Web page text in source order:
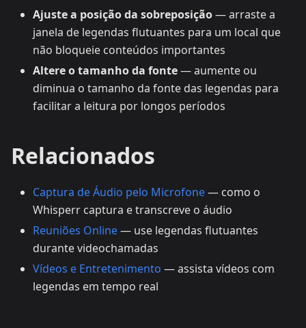
Ajuste a posição da sobreposição— arraste a
janela de legendas flutuantes para um local que
não bloqueie conteúdos importantes
Altere o tamanho da fonte— aumente ou
diminua o tamanho da fonte das legendas para
facilitar a leitura por longos períodos
Relacionados
Captura de Áudio pelo Microfone— como o
Whisperr captura e transcreve o áudio
Reuniões Online— use legendas flutuantes
durante videochamadas
Vídeos e Entretenimento — assista vídeos com
legendas em tempo real